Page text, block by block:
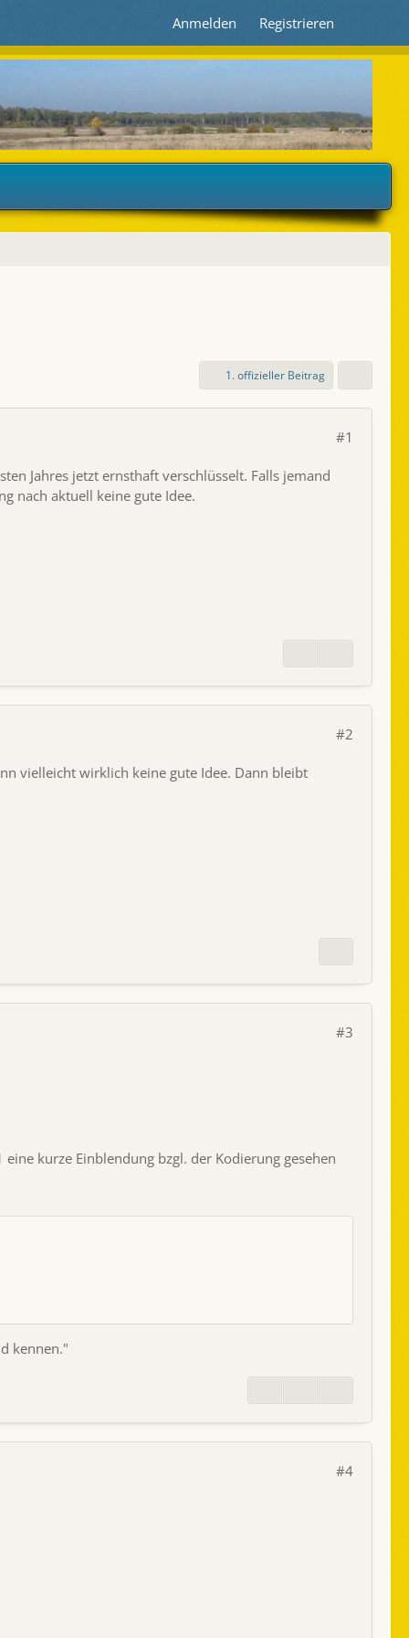
Anmelden Registrieren
1. offizieller Beitrag
#1
Jahres jetzt ernsthaft verschlüsselt. Falls jemand
nach aktuell keine gute Idee.
#2
vielleicht wirklich keine gute Idee. Dann bleibt
#3
kurze Einblendung bzgl. der Kodierung gesehen
kennen."
#4